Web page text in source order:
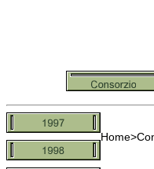
Home>